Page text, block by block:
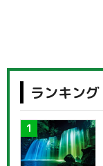
ランキング